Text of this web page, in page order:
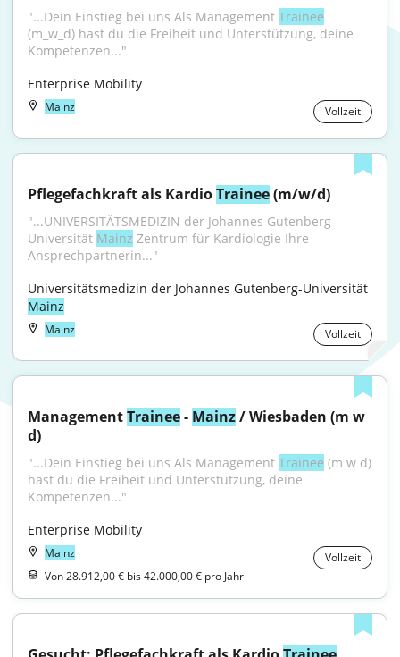
"...Dein Einstieg bei uns Als Management Trainee
(m_w_d) hast du die Freiheit und Unterstützung, deine
Kompetenzen..."
Enterprise Mobility
Mainz Vollzeit
Pflegefachkraft als Kardio Trainee (m/w/d)
"...UNIVERSITÄTSMEDIZIN der Johannes Gutenberg-
Universität Mainz Zentrum für Kardiologie Ihre
Ansprechpartnerin..."
Mainz
Mainz Vollzeit
Management Trainee - Mainz / Wiesbaden (m w
d)
"...Dein Einstieg bei uns Als Management Trainee (m w d)
hast du die Freiheit und Unterstützung, deine
Kompetenzen..."
Enterprise Mobility
Mainz
Vollzeit
Von 28.912,00 € bis 42.000,00 € pro Jahr